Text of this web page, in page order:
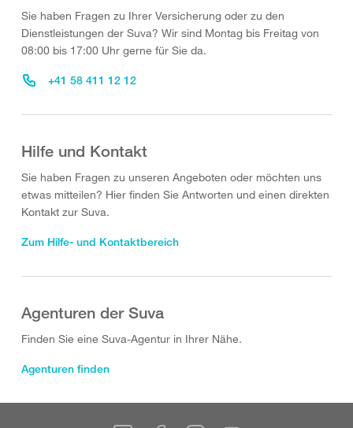
Sie haben Fragen zu Ihrer Versicherung oder zu den
Dienstleistungen der Suva? Wir sind Montag bis Freitag von
08:00 bis 17:00 Uhr gerne für Sie da.
+41 58 411 12 12
Hilfe und Kontakt
Sie haben Fragen zu unseren Angeboten oder möchten uns
etwas mitteilen? Hier finden Sie Antworten und einen direkten
Kontakt zur Suva.
Zum Hilfe- und Kontaktbereich
Agenturen der Suva
Finden Sie eine Suva-Agentur in Ihrer Nähe.
Agenturen finden